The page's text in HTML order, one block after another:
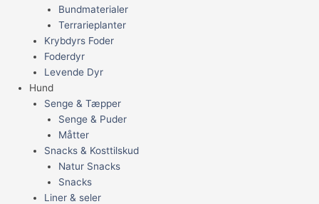
Bundmaterialer
Terrarieplanter
Krybdyrs Foder
Foderdyr
Levende Dyr
Hund
Senge & Tæpper
Senge & Puder
Måtter
Snacks & Kosttilskud
Natur Snacks
Snacks
Liner & seler